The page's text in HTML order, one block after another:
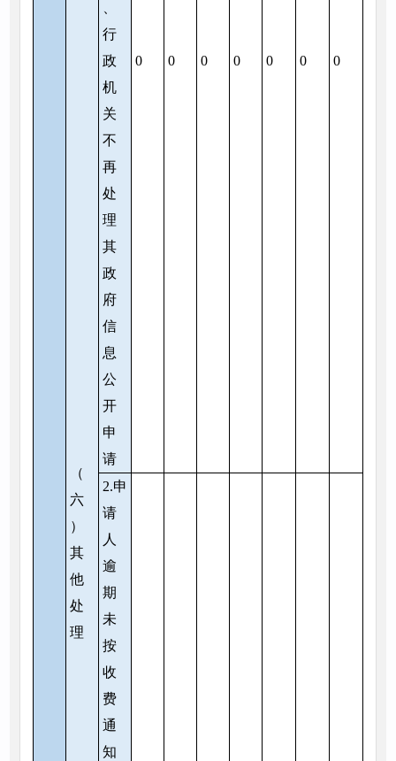
（
六
）
其
他
处
理
行
政
机
关
不
再
处
理
其
政
府
信
息
公
开
申
请
0 0 0 0 0 0 0
2.申
请
人
逾
期
未
按
收
费
通
知